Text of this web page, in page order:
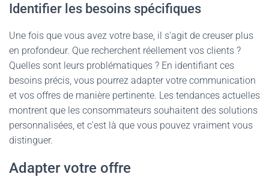
Identifier les besoins spécifiques
Une fois que vous avez votre base, il s’agit de creuser plus
en profondeur. Que recherchent réellement vos clients ?
Quelles sont leurs problématiques ? En identifiant ces
besoins précis, vous pourrez adapter votre communication
et vos offres de manière pertinente. Les tendances actuelles
montrent que les consommateurs souhaitent des solutions
personnalisées, et c’est là que vous pouvez vraiment vous
distinguer.
Adapter votre offre